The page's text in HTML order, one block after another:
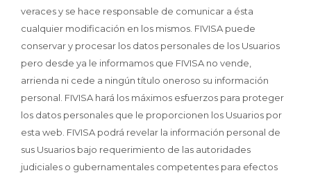
veraces y se hace responsable de comunicar a ésta
cualquier modificación en los mismos. FIVISA puede
conservar y procesar los datos personales de los Usuarios
pero desde ya le informamos que FIVISA no vende,
arrienda ni cede a ningún título oneroso su información
personal. FIVISA hará los máximos esfuerzos para proteger
los datos personales que le proporcionen los Usuarios por
esta web. FIVISA podrá revelar la información personal de
sus Usuarios bajo requerimiento de las autoridades
judiciales o gubernamentales competentes para efectos